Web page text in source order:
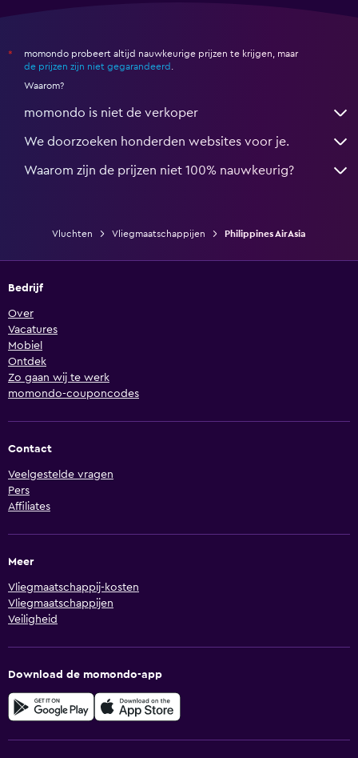
*
momondo probeert altijd nauwkeurige prijzen te krijgen, maar
de prijzen zijn niet gegarandeerd
Waarom?
momondo is niet de verkoper
We doorzoeken honderden websites voor je.
Waarom zijn de prijzen niet 100% nauwkeurig?
Vluchten Vliegmaatschappijen Philippines AirAsia
Bedrijf
Over
Vacatures
Mobiel
Ontdek
Zo gaan wij te werk
momondo-couponcodes
Contact
Veelgestelde vragen
Pers
Affiliates
Meer
Vliegmaatschappij-kosten
Vliegmaatschappijen
Veiligheid
Download de momondo-app